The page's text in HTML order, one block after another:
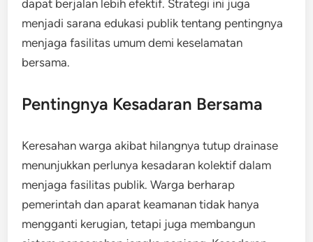
dapat berjalan lebih efektif. Strategi ini juga
menjadi sarana edukasi publik tentang pentingnya
menjaga fasilitas umum demi keselamatan
bersama.
Pentingnya Kesadaran Bersama
Keresahan warga akibat hilangnya tutup drainase
menunjukkan perlunya kesadaran kolektif dalam
menjaga fasilitas publik. Warga berharap
pemerintah dan aparat keamanan tidak hanya
mengganti kerugian, tetapi juga membangun